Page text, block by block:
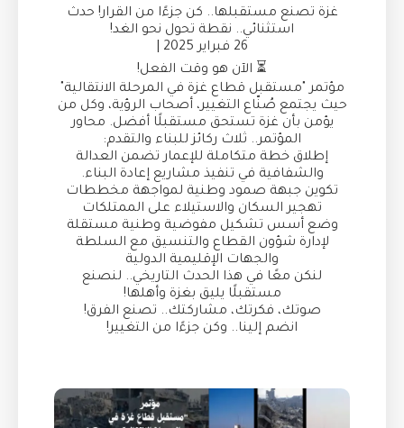
غزة تصنع مستقبلها.. كن جزءًا من القرار! حدث
استثنائي.. نقطة تحول نحو الغد!
26 فبراير 2025 |
⏳ الآن هو وقت الفعل!
مؤتمر "مستقبل قطاع غزة في المرحلة الانتقالية"
حيث يجتمع صُنّاع التغيير، أصحاب الرؤية، وكل من
يؤمن بأن غزة تستحق مستقبلًا أفضل. محاور
المؤتمر.. ثلاث ركائز للبناء والتقدم:
إطلاق خطة متكاملة للإعمار تضمن العدالة
والشفافية في تنفيذ مشاريع إعادة البناء.
تكوين جبهة صمود وطنية لمواجهة مخططات
تهجير السكان والاستيلاء على الممتلكات
وضع أسس تشكيل مفوضية وطنية مستقلة
لإدارة شؤون القطاع والتنسيق مع السلطة
والجهات الإقليمية الدولية
لنكن معًا في هذا الحدث التاريخي.. لنصنع
مستقبلًا يليق بغزة وأهلها!
صوتك، فكرتك، مشاركتك.. تصنع الفرق!
انضم إلينا.. وكن جزءًا من التغيير!